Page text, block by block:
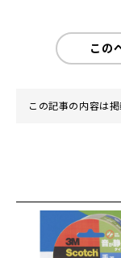
この
この記事の内容は